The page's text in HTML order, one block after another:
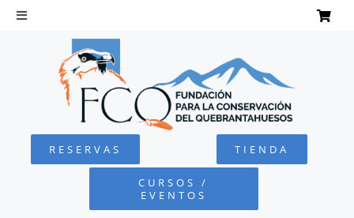
Saltar
Toggle
Navigation
QUEBRANTAHUESOS
FUNDACIÓN
RESERVAS TIENDA
CURSOS /
EVENTOS